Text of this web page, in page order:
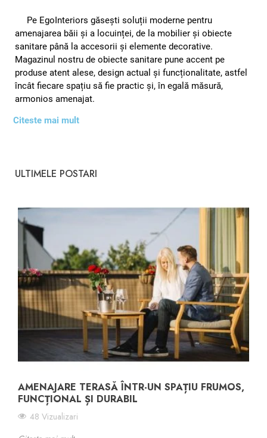
Pe EgoInteriors găsești soluții moderne pentru
amenajarea băii și a locuinței, de la mobilier și obiecte
sanitare până la accesorii și elemente decorative.
Magazinul nostru de obiecte sanitare pune accent pe
produse atent alese, design actual și funcționalitate, astfel
încât fiecare spațiu să fie practic și, în egală măsură,
armonios amenajat.
Citeste mai mult
ULTIMELE POSTARI
AMENAJARE TERASĂ ÎNTR-UN SPAȚIU FRUMOS,
FUNCȚIONAL ȘI DURABIL
48 Vizualizari